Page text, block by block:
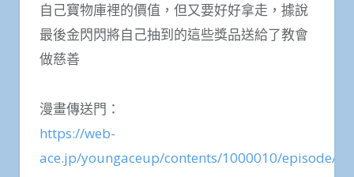
自己寶物庫裡的價值，但又要好好拿走，據說
最後金閃閃將自己抽到的這些獎品送給了教會
做慈善
漫畫傳送門：
https://web-
ace.jp/youngaceup/contents/1000010/episode/